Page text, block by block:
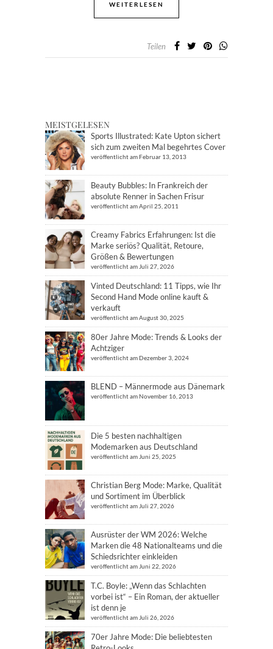
WEITERLESEN
Teilen
MEISTGELESEN
Sports Illustrated: Kate Upton sichert
sich zum zweiten Mal begehrtes Cover
veröffentlicht am Februar 13, 2013
Beauty Bubbles: In Frankreich der
absolute Renner in Sachen Frisur
veröffentlicht am April 25, 2011
Creamy Fabrics Erfahrungen: Ist die
Marke seriös? Qualität, Retoure,
Größen & Bewertungen
veröffentlicht am Juli 27, 2026
Vinted Deutschland: 11 Tipps, wie Ihr
Second Hand Mode online kauft &
verkauft
veröffentlicht am August 30, 2025
80er Jahre Mode: Trends & Looks der
Achtziger
veröffentlicht am Dezember 3, 2024
BLEND – Männermode aus Dänemark
veröffentlicht am November 16, 2013
Die 5 besten nachhaltigen
Modemarken aus Deutschland
veröffentlicht am Juni 25, 2025
Christian Berg Mode: Marke, Qualität
und Sortiment im Überblick
veröffentlicht am Juli 27, 2026
Ausrüster der WM 2026: Welche
Marken die 48 Nationalteams und die
Schiedsrichter einkleiden
veröffentlicht am Juni 22, 2026
T.C. Boyle: „Wenn das Schlachten
vorbei ist“ – Ein Roman, der aktueller
ist denn je
veröffentlicht am Juli 26, 2026
70er Jahre Mode: Die beliebtesten